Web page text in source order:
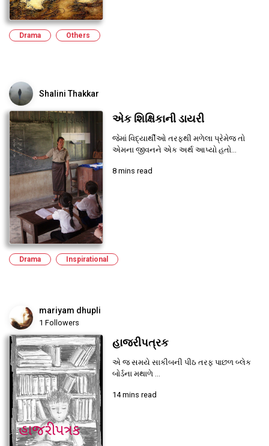
Drama Others
Shalini Thakkar
એક શિક્ષિકાની ડાયરી
જેમાં વિદ્યાર્થીઓ તરફથી મળેલા પ્રેમેજ તો
એમના જીવનને એક અર્થ આપ્યો હતો...
8 mins read
Drama Inspirational
mariyam dhupli
1 Followers
હાજરીપત્રક
એ જ સમયે સાકીબની પીઠ તરફ પાછળ બ્લેક
બોર્ડના મથાળે ...
14 mins read